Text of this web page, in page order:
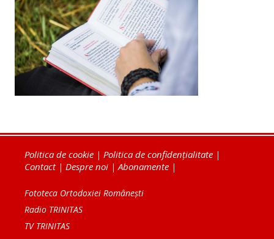
Politica de cookie | Politica de confidențialitate |
Contact| Despre noi |Abonamente |
Fototeca Ortodoxiei Românești
Radio TRINITAS
TV TRINITAS